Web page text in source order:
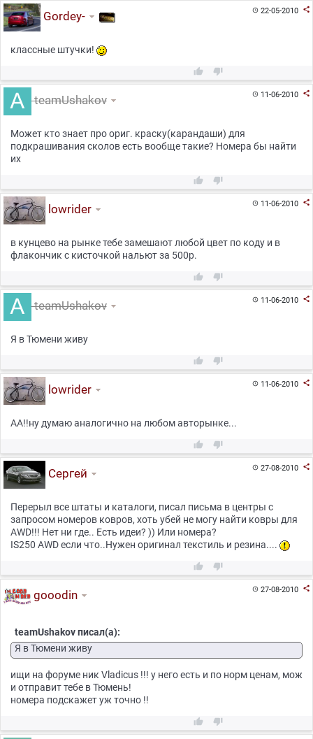
22-05-2010 
Gordey-
классные штучки!
 
11-06-2010 
teamUshakov
Может кто знает про ориг. краску(карандаши) для
подкрашивания сколов есть вообще такие? Номера бы найти
их
 
11-06-2010 
lowrider
в кунцево на рынке тебе замешают любой цвет по коду и в
флакончик с кисточкой нальют за 500р.
 
11-06-2010 
teamUshakov
Я в Тюмени живу
 
11-06-2010 
lowrider
АА!!ну думаю аналогично на любом авторынке...
 
27-08-2010 
Сеpгей
Перерыл все штаты и каталоги, писал письма в центры с
запросом номеров ковров, хоть убей не могу найти ковры для
AWD!!! Нет ни где.. Есть идеи? )) Или номера?
IS250 AWD если что..Нужен оригинал текстиль и резина....
 
27-08-2010 
gooodin
teamUshakov писал(а):
Я в Тюмени живу
ищи на форуме ник Vladicus !!! у него есть и по норм ценам, мож
и отправит тебе в Тюмень!
номера подскажет уж точно !!
 